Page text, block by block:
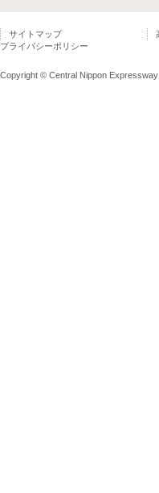
サイトマップ
プライバシーポリシー
Copyright © Central Nippon